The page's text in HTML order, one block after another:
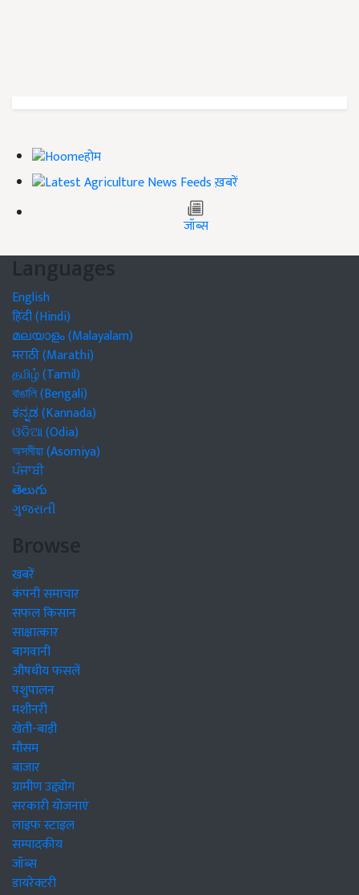
होम
ख़बरें
जॉब्स
Languages
English
हिंदी (Hindi)
മലയാളം (Malayalam)
मराठी (Marathi)
தமிழ் (Tamil)
বাঙালি (Bengali)
ಕನ್ನಡ (Kannada)
ଓଡିଆ (Odia)
অসমীয়া (Asomiya)
ਪੰਜਾਬੀ
తెలుగు
ગુજરાતી
Browse
खबरें
कंपनी समाचार
सफल किसान
साक्षात्कार
बागवानी
औषधीय फसलें
पशुपालन
मशीनरी
खेती-बाड़ी
मौसम
बाजार
ग्रामीण उद्द्योग
सरकारी योजनाएं
लाइफ स्टाइल
सम्पादकीय
जॉब्स
डायरेक्टरी